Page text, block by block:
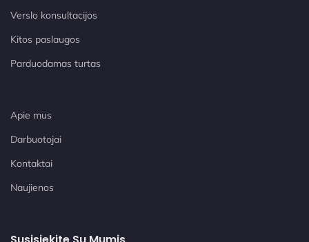
Verslo konsultacijos
Kitos paslaugos
Parduodamas turtas
Apie mus
Darbuotojai
Kontaktai
Naujienos